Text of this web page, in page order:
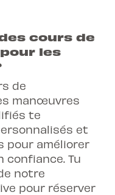
cours de
les
de
manœuvres
te
et
pour améliorer
confiance. Tu
notre
pour réserver